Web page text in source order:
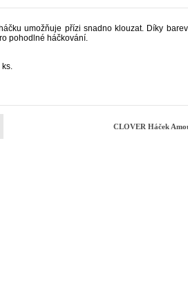
umožňuje přízi snadno klouzat. Díky
pohodlné háčkování.
ks.
CLOVER Háček